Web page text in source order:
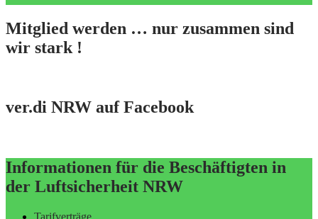
Mitglied werden … nur zusammen sind
wir stark !
ver.di NRW auf Facebook
Informationen für die Beschäftigten in
der Luftsicherheit NRW